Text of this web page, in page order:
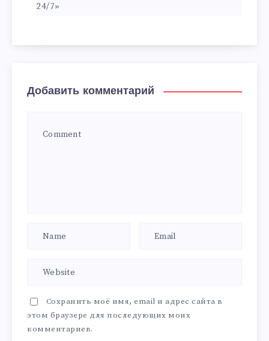
24/7»
Добавить комментарий
Сохранить моё имя, email и адрес сайта в
этом браузере для последующих моих
комментариев.